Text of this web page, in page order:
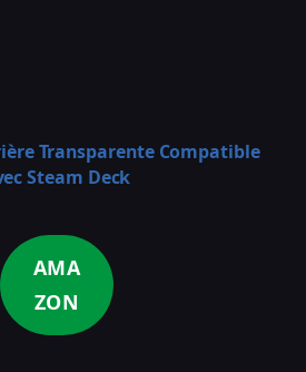
Transparente Compatible
Steam Deck
AMA
ZON